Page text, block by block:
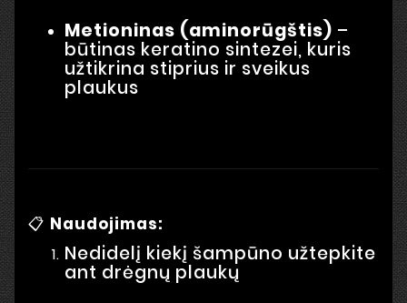
Metioninas (aminorūgštis) –
būtinas keratino sintezei, kuris
užtikrina stiprius ir sveikus
plaukus
📋 Naudojimas:
Nedidelį kiekį šampūno užtepkite
ant drėgnų plaukų